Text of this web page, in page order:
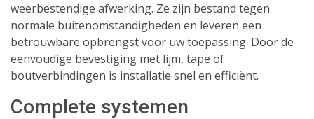
weerbestendige afwerking. Ze zijn bestand tegen
normale buitenomstandigheden en leveren een
betrouwbare opbrengst voor uw toepassing. Door de
eenvoudige bevestiging met lijm, tape of
boutverbindingen is installatie snel en efficiënt.
Complete systemen